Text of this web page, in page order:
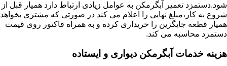
شود.دستمزد تعمیر آبگرمکن به عوامل زیادی ارتباط دارد همیار قبل از
شروع به کار،مبلغ نهایی را اعلام می کند در صورتی که مشتری بخواهد
همیار قطعه جایگزین را خریداری کرده و به همراه فاکتور روی قیمت
دستمزد محاسبه می کند.
هزینه خدمات آبگرمکن دیواری و ایستاده